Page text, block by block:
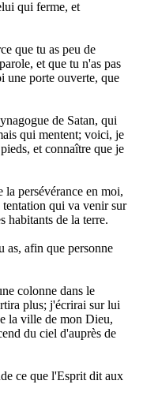
qui ferme, et
que tu as peu de
et que tu n'as pas
une porte ouverte, que
de Satan, qui
qui mentent; voici, je
et connaître que je
la persévérance en moi,
tentation qui va venir sur
habitants de la terre.
as, afin que personne
colonne dans le
plus; j'écrirai sur lui
la ville de mon Dieu,
du ciel d'auprès de
ce que l'Esprit dit aux